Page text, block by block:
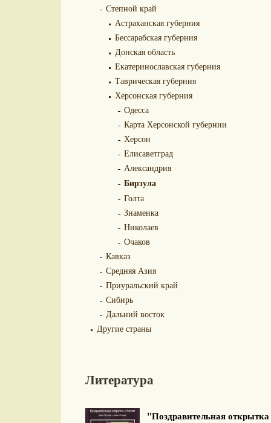
Степной край
Астраханская губерния
Бессарабская губерния
Донская область
Екатеринославская губерния
Таврическая губерния
Херсонская губерния
Одесса
Карта Херсонской губернии
Херсон
Елисаветград
Александрия
Бирзула
Голта
Знаменка
Николаев
Очаков
Кавказ
Средняя Азия
Приуральский край
Сибирь
Дальний восток
Другие страны
Литература
"Поздравительная